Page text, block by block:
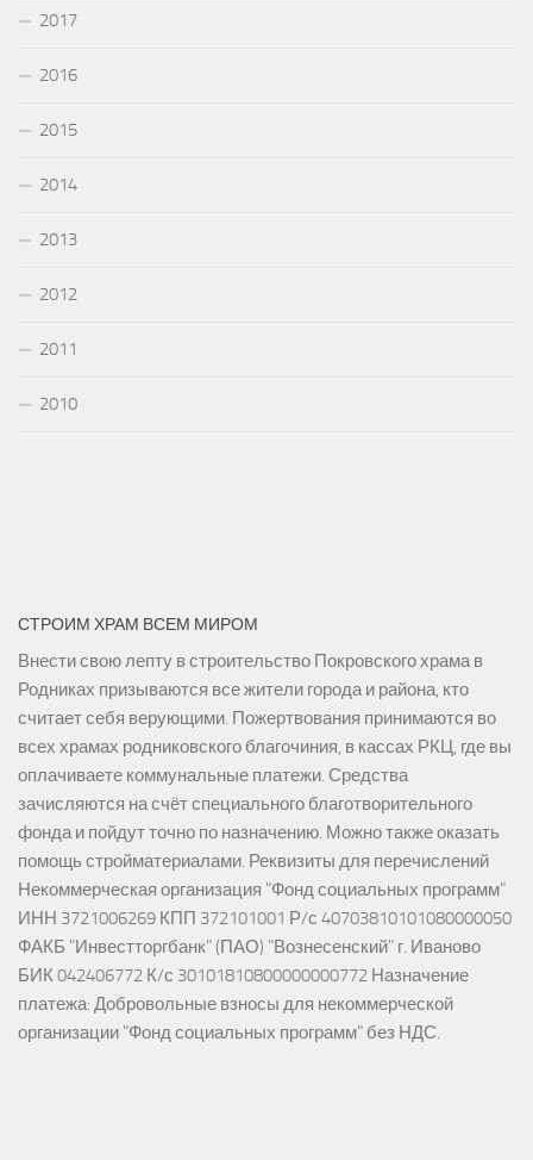
2017
2016
2015
2014
2013
2012
2011
2010
СТРОИМ ХРАМ ВСЕМ МИРОМ
Внести свою лепту в строительство Покровского храма в
Родниках призываются все жители города и района, кто
считает себя верующими. Пожертвования принимаются во
всех храмах родниковского благочиния, в кассах РКЦ, где вы
оплачиваете коммунальные платежи. Средства
зачисляются на счёт специального благотворительного
фонда и пойдут точно по назначению. Можно также оказать
помощь стройматериалами. Реквизиты для перечислений
Некоммерческая организация "Фонд социальных программ"
ИНН 3721006269 КПП 372101001 Р/с 40703810101080000050
ФАКБ "Инвестторгбанк" (ПАО) "Вознесенский" г. Иваново
БИК 042406772 К/с 30101810800000000772 Назначение
платежа: Добровольные взносы для некоммерческой
организации "Фонд социальных программ" без НДС.